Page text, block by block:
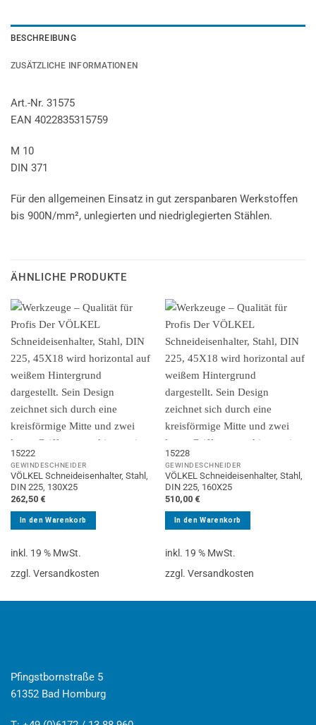
BESCHREIBUNG
ZUSÄTZLICHE INFORMATIONEN
Art.-Nr. 31575
EAN 4022835315759
M 10
DIN 371
Für den allgemeinen Einsatz in gut zerspanbaren Werkstoffen
bis 900N/mm², unlegierten und niedriglegierten Stählen.
ÄHNLICHE PRODUKTE
15222
GEWINDESCHNEIDER
VÖLKEL Schneideisenhalter, Stahl,
DIN 225, 130X25
262,50 €
In den Warenkorb
inkl. 19 % MwSt.
zzgl. Versandkosten
15228
GEWINDESCHNEIDER
VÖLKEL Schneideisenhalter, Stahl,
DIN 225, 160X25
510,00 €
In den Warenkorb
inkl. 19 % MwSt.
zzgl. Versandkosten
Pfingstbornstraße 5
61352 Bad Homburg